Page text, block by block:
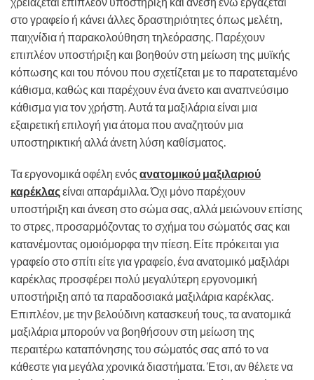
στο γραφείο ή κάνει άλλες δραστηριότητες όπως μελέτη,
παιχνίδια ή παρακολούθηση τηλεόρασης. Παρέχουν
επιπλέον υποστήριξη και βοηθούν στη μείωση της μυϊκής
κόπωσης και του πόνου που σχετίζεται με το παρατεταμένο
κάθισμα, καθώς και παρέχουν ένα άνετο και αναπνεύσιμο
κάθισμα για τον χρήστη. Αυτά τα μαξιλάρια είναι μια
εξαιρετική επιλογή για άτομα που αναζητούν μια
υποστηρικτική αλλά άνετη λύση καθίσματος.
Τα εργονομικά οφέλη ενός ανατομικού μαξιλαριού
καρέκλαςείναι απαράμιλλα. Όχι μόνο παρέχουν
υποστήριξη και άνεση στο σώμα σας, αλλά μειώνουν επίσης
το στρες, προσαρμόζοντας το σχήμα του σώματός σας και
κατανέμοντας ομοιόμορφα την πίεση. Είτε πρόκειται για
γραφείο στο σπίτι είτε για γραφείο, ένα ανατομικό μαξιλάρι
καρέκλας προσφέρει πολύ μεγαλύτερη εργονομική
υποστήριξη από τα παραδοσιακά μαξιλάρια καρέκλας.
Επιπλέον, με την βελούδινη κατασκευή τους, τα ανατομικά
μαξιλάρια μπορούν να βοηθήσουν στη μείωση της
περαιτέρω καταπόνησης του σώματός σας από το να
κάθεστε για μεγάλα χρονικά διαστήματα. Έτσι, αν θέλετε να